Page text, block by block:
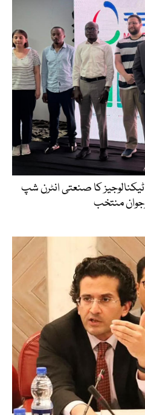
کا صنعتی انٹرن شپ